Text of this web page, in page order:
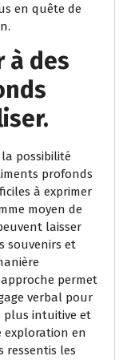
en quête de
à des
possibilité
profonds
à exprimer
moyen de
laisser
souvenirs et
permet
verbal pour
plus intuitive et
en
ressentis les